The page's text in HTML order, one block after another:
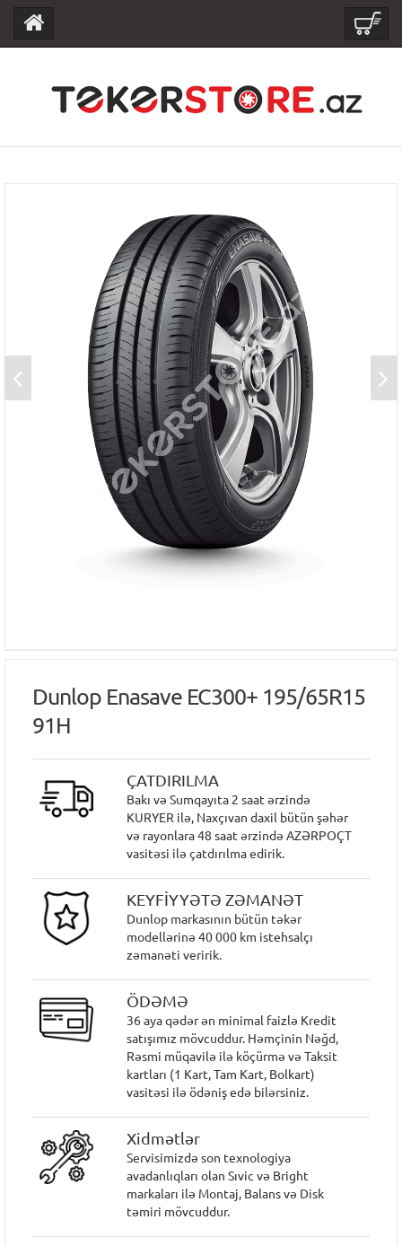
Dunlop Enasave EC300+ 195/65R15
91H
ÇATDIRILMA
Bakı və Sumqayıta 2 saat ərzində
KURYER ilə, Naxçıvan daxil bütün şəhər
və rayonlara 48 saat ərzində AZƏRPOÇT
vasitəsi ilə çatdırılma edirik.
KEYFİYYƏTƏ ZƏMANƏT
Dunlop markasının bütün təkər
modellərinə 40 000 km istehsalçı
zəmanəti veririk.
ÖDƏMƏ
36 aya qədər ən minimal faizlə Kredit
satışımız mövcuddur. Həmçinin Nəğd,
Rəsmi müqavilə ilə köçürmə və Taksit
kartları (1 Kart, Tam Kart, Bolkart)
vasitəsi ilə ödəniş edə bilərsiniz.
Xidmətlər
Servisimizdə son texnologiya
avadanlıqları olan Sıvic və Bright
markaları ilə Montaj, Balans və Disk
təmiri mövcuddur.